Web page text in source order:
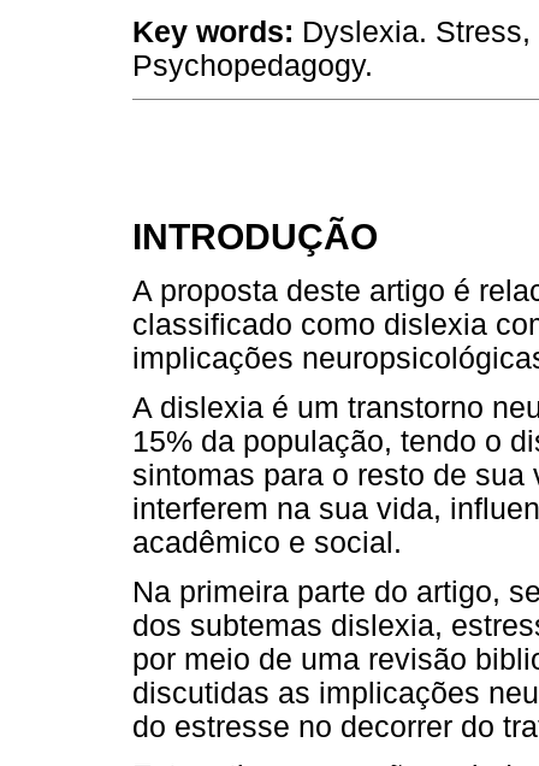
Key words: Dyslexia.
Psychopedagogy.
INTRODUÇÃO
A proposta deste artigo é
classificado como dislexia
implicações
A dislexia é um transtorno
15% da população, tendo o
sintomas para o resto de
interferem na sua vida,
acadêmico e social.
Na primeira parte do artigo,
dos subtemas dislexia,
por meio de uma revisão
discutidas as implicações
do estresse no decorrer do